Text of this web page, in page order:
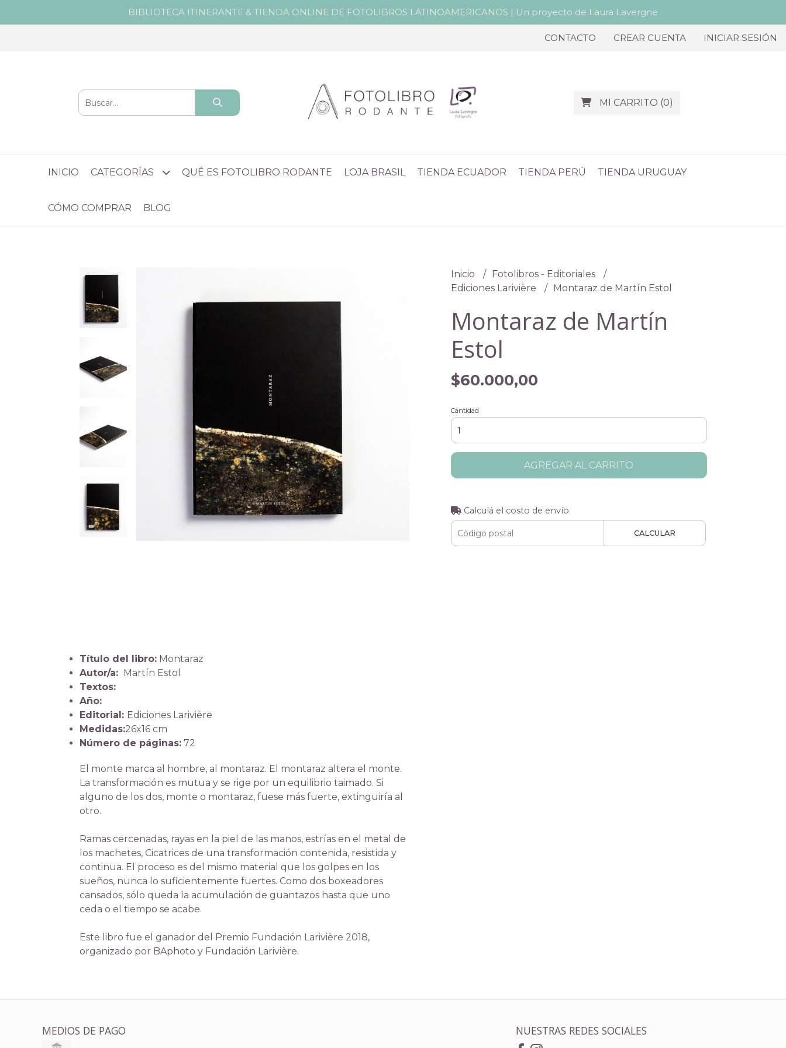
BIBLIOTECA ITINERANTE & TIENDA ONLINE DE FOTOLIBROS LATINOAMERICANOS | Un proyecto de Laura Lavergne
CONTACTO CREAR CUENTA INICIAR SESIÓN
MI CARRITO (0)
INICIO CATEGORÍAS QUÉ ES FOTOLIBRO RODANTE LOJA BRASIL TIENDA ECUADOR TIENDA PERÚ TIENDA URUGUAY
CÓMO COMPRAR BLOG
Título del libro:Montaraz
Autor/a:
Martín Estol
Textos:
Año:
Editorial: Ediciones Larivière
Medidas:26x16 cm
Número de páginas:72
El monte marca al hombre, al montaraz. El montaraz altera el monte.
La transformación es mutua y se rige por un equilibrio taimado. Si
alguno de los dos, monte o montaraz, fuese más fuerte, extinguiría al
otro.
Ramas cercenadas, rayas en la piel de las manos, estrías en el metal de
los machetes, Cicatrices de una transformación contenida, resistida y
continua. El proceso es del mismo material que los golpes en los
sueños, nunca lo suficientemente fuertes. Como dos boxeadores
cansados, sólo queda la acumulación de guantazos hasta que uno
ceda o el tiempo se acabe.
Este libro fue el ganador del Premio Fundación Larivière 2018,
organizado por BAphoto y Fundación Larivière.
Inicio
Fotolibros - Editoriales
Ediciones Larivière
Montaraz de Martín Estol
Montaraz de Martín
Estol
$60.000,00
Cantidad
AGREGAR AL CARRITO
Calculá el costo de envío
CALCULAR
MEDIOS DE PAGO NUESTRAS REDES SOCIALES